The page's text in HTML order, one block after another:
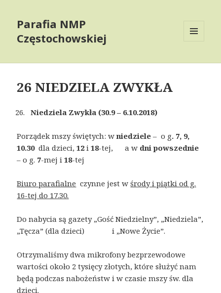
Parafia NMP
Częstochowskiej
WIDGETS
26 NIEDZIELA ZWYKŁA
Niedziela Zwykła (30.9 – 6.10.2018)
Porządek mszy świętych: wniedziele – o g. 7, 9,
10.30dla dzieci,12 i18-tej, a w dni powszednie
– o g. 7-mej i18-tej
Biuro parafialne czynne jest wśrody i piątki od g.
16-tej do 17.30.
Do nabycia są gazety „Gość Niedzielny”, „Niedziela”,
„Tęcza” (dla dzieci) i „Nowe Życie”.
Otrzymaliśmy dwa mikrofony bezprzewodowe
wartości około 2 tysięcy złotych, które służyć nam
będą podczas nabożeństw i w czasie mszy św. dla
dzieci.